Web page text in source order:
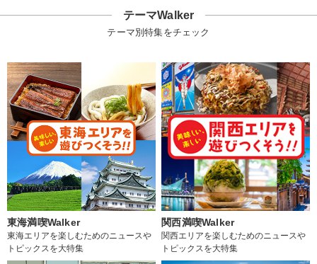
テーマWalker
テーマ別特集をチェック
東海満喫Walker
東海エリアを楽しむためのニュースや
トピックスを大特集
関西満喫Walker
関西エリアを楽しむためのニュースや
トピックスを大特集